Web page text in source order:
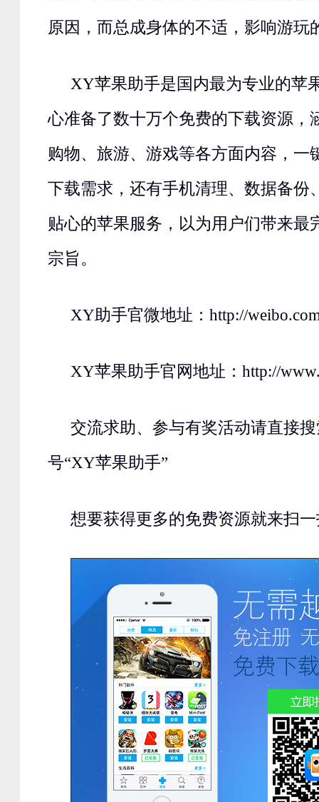
原因，而总成身体的不适，影响游玩
XY苹果助手是国内最为专业的苹
心准备了数十万个免费的下载资源，
购物、旅游、游戏等各方面内容，一
下载需求，还有手机清理、数据备份
贴心的苹果服务，以为用户们带来最
宗旨。
XY助手官微地址：http://
XY苹果助手官网地址：http://
交流求助、参与有奖活动请直接
号“XY苹果助手”
想要获得更多的免费资源就来扫